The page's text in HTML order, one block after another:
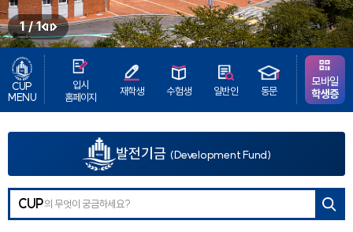
1/1이
전
버
튼
정
지
CUP
MENU
입시
홈페이지
재학생 수험생 일반인 동문
모바일
학생증
발전기금 (Development Fund)
CUP
검색
버튼